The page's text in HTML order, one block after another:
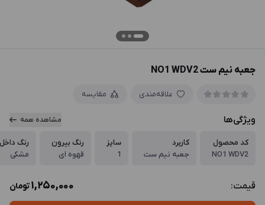
جعبه نیم ست NO1 WDV2
علاقه‌مندی مقایسه
ویژگی‌ها مشاهده همه
کد محصول
NO1 WDV2
کاربرد
جعبه نیم ست
سایز
1
رنگ بیرون
قهوه ای
رنگ داخل
مشکی
قیمت: 1,250,000تومان